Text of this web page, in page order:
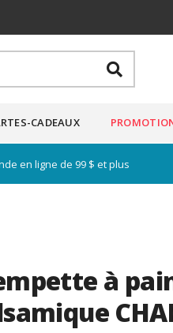
CADEAUX
en ligne de 99 $ et plus
à